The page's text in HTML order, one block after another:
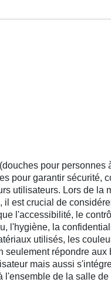
pour personnes
pour garantir sécurité,
utilisateurs. Lors de la
il est crucial de
l'accessibilité, le
l'hygiène, la
utilisés, les
seulement répondre aux
mais aussi
l'ensemble de la salle de